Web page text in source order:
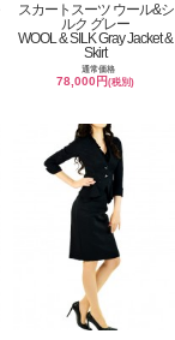
スカートスーツ ウール&シ
ルク グレー
WOOL & SILK Gray Jacket &
Skirt
通常価格
78,000円(税別)